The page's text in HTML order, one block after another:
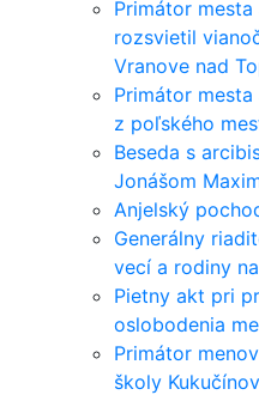
Primátor mesta
rozsvietil
Vranove nad
Primátor
z poľského
Beseda s
Jonášom
Anjelský
Generálny
vecí a rodiny
Pietny akt pri
oslobodenia
Primátor
školy